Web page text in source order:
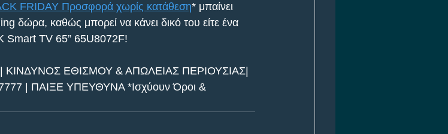
FRIDAY Προσφορά χωρίς κατάθεση* μπαίνει
δώρα, καθώς μπορεί να κάνει δικό του είτε ένα
Smart TV 65” 65U8072F!
ΕΘΙΣΜΟΥ & ΑΠΩΛΕΙΑΣ ΠΕΡΙΟΥΣΙΑΣ|
| ΠΑΙΞΕ ΥΠΕΥΘΥΝΑ *Ισχύουν Όροι &